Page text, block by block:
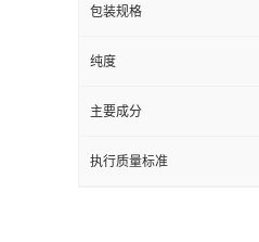
包装规格
纯度
主要成分
执行质量标准